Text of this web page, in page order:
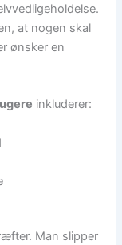
at nogen skal
ønsker en
inkluderer:
Man slipper